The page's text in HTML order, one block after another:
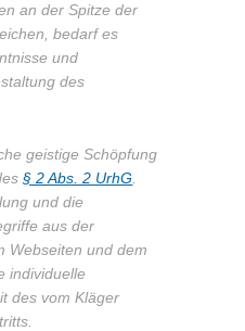
an der Spitze der
bedarf es
und
des
geistige Schöpfung
§ 2 Abs. 2 UrhG
und die
aus der
Webseiten und dem
individuelle
des vom Kläger